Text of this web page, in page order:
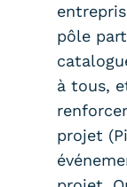
pôle
à tous,
projet